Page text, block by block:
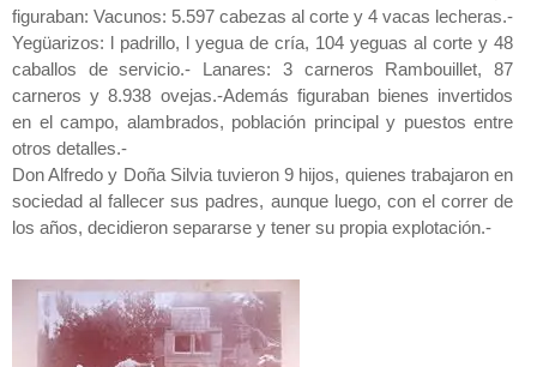
figuraban: Vacunos: 5.597 cabezas al corte y 4 vacas lecheras.-
Yegüarizos: l padrillo, l yegua de cría, 104 yeguas al corte y 48
caballos de servicio.- Lanares: 3 carneros Rambouillet, 87
carneros y 8.938 ovejas.-Además figuraban bienes invertidos
en el campo, alambrados, población principal y puestos entre
otros detalles.-
Don Alfredo y Doña Silvia tuvieron 9 hijos, quienes trabajaron en
sociedad al fallecer sus padres, aunque luego, con el correr de
los años, decidieron separarse y tener su propia explotación.-